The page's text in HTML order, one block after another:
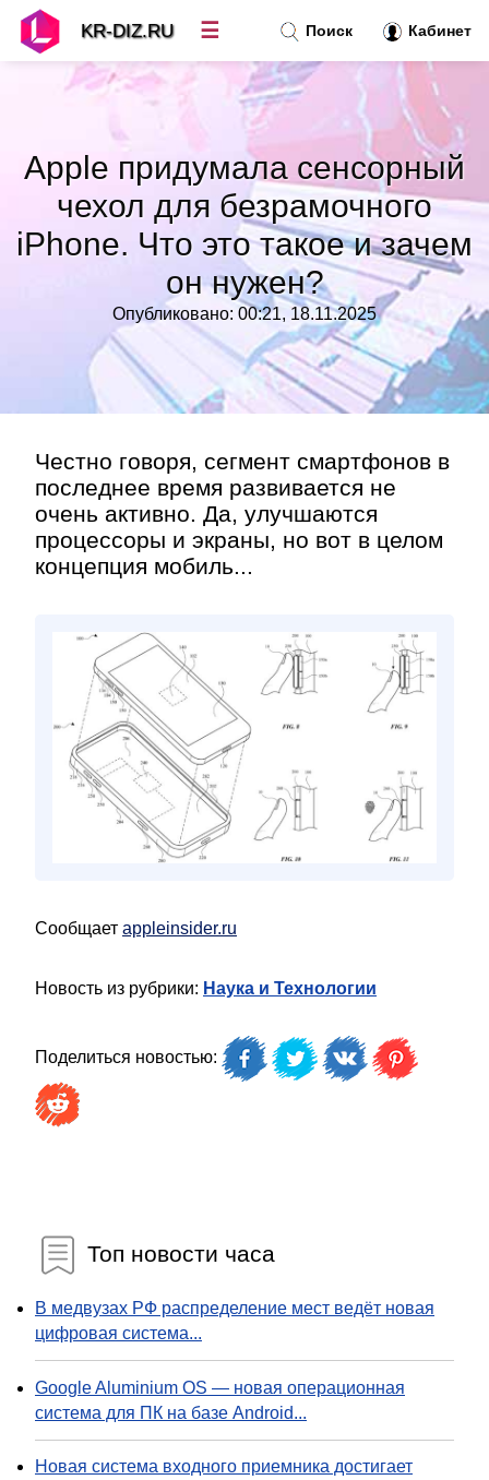
Apple придумала сенсорный
чехол для безрамочного
iPhone. Что это такое и зачем
он нужен?
Опубликовано: 00:21, 18.11.2025
Честно говоря, сегмент смартфонов в
последнее время развивается не
очень активно. Да, улучшаются
процессоры и экраны, но вот в целом
концепция мобиль...
Сообщает appleinsider.ru
Новость из рубрики: Наука и Технологии
Поделиться новостью:
Топ новости часа
В медвузах РФ распределение мест ведёт новая
цифровая система...
Google Aluminium OS — новая операционная
система для ПК на базе Android...
Новая система входного приемника достигает
Поиск Кабинет
KR-DIZ.RU ☰
Топ новостей»
Рубрики»
»
Контакт